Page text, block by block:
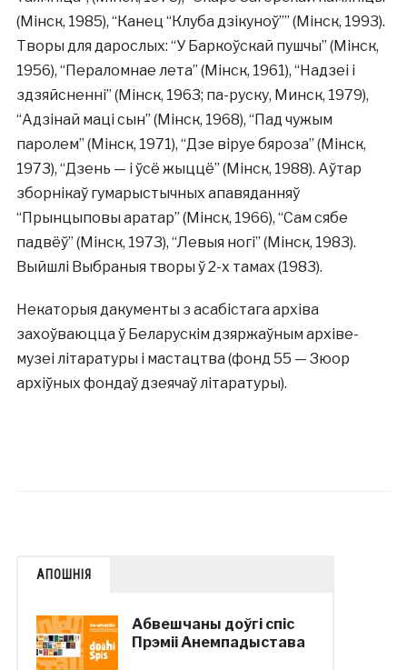
(Мінск, 1985), “Канец “Клуба дзікуноў”” (Мінск, 1993).
Творы для дарослых: “У Баркоўскай пушчы” (Мінск,
1956), “Пераломнае лета” (Мінск, 1961), “Надзеі і
здзяйсненні” (Мінск, 1963; па-руску, Минск, 1979),
“Адзінай маці сын” (Мінск, 1968), “Пад чужым
паролем” (Мінск, 1971), “Дзе віруе бяроза” (Мінск,
1973), “Дзень — і ўсё жыццё” (Мінск, 1988). Аўтар
зборнікаў гумарыстычных апавяданняў
“Прынцыповы аратар” (Мінск, 1966), “Сам сябе
падвёў” (Мінск, 1973), “Левыя ногі” (Мінск, 1983).
Выйшлі Выбраныя творы ў 2-х тамах (1983).
Некаторыя дакументы з асабістага архіва
захоўваюцца ў Беларускім дзяржаўным архіве-
музеі літаратуры і мастацтва (фонд 55 — Зюор
архіўных фондаў дзеячаў літаратуры).
АПОШНІЯ
Абвешчаны доўгі спіс
Прэміі Анемпадыстава